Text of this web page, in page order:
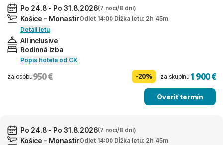
Po 24.8 - Po 31.8.2026(7 nocí/8 dní)
Košice - MonastirOdlet 14:00 Dĺžka letu: 2h 45m
Detail letu
All inclusive
Rodinná izba
Popis hotela od CK
za osobu950 € -20% za skupinu1 900 €
Overiť termín
Po 24.8 - Po 31.8.2026(7 nocí/8 dní)
Košice - MonastirOdlet 14:00 Dĺžka letu: 2h 45m